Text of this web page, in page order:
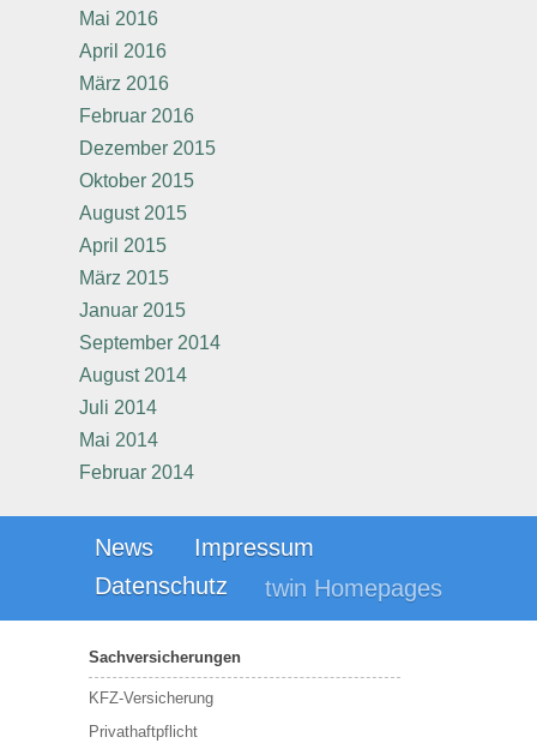
Mai 2016
April 2016
März 2016
Februar 2016
Dezember 2015
Oktober 2015
August 2015
April 2015
März 2015
Januar 2015
September 2014
August 2014
Juli 2014
Mai 2014
Februar 2014
News
Impressum
Datenschutz
twin Homepages
Sachversicherungen
KFZ-Versicherung
Privathaftpflicht